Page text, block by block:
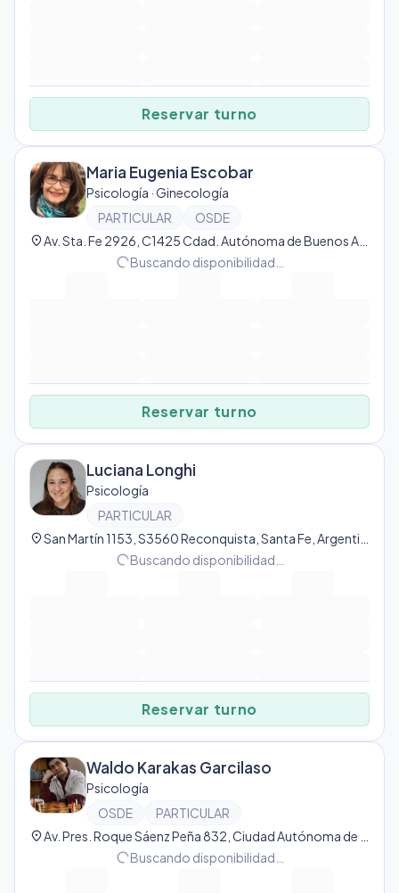
Reservar turno
Maria Eugenia Escobar
Psicología · Ginecología
PARTICULAR
OSDE
location_on
progress_activityBuscando disponibilidad…
Reservar turno
Luciana Longhi
Psicología
PARTICULAR
location_on
progress_activityBuscando disponibilidad…
Reservar turno
Waldo Karakas Garcilaso
Psicología
OSDE
PARTICULAR
location_on
progress_activityBuscando disponibilidad…